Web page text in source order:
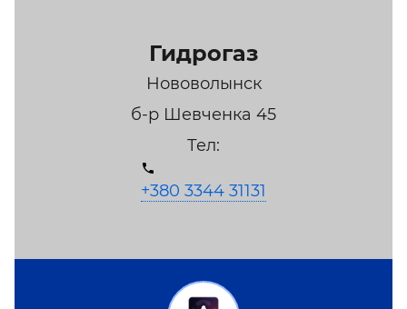
Гидрогаз
Нововолынск
б-р Шевченка 45
Тел:
+380 3344 31131